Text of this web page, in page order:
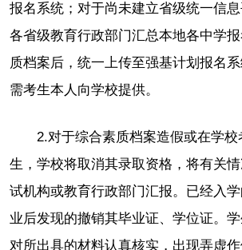
报名系统；对于尚未建立省级统一信
各省级教育行政部门汇总本地各中学
质档案后，统一上传至强基计划报名
需考生本人向学校提供。
2.对于综合素质档案造假或在学
生，学校将取消其录取资格，将有关
试机构或教育行政部门汇报。已经入
业后发现的撤销其毕业证、学位证。
对所出具的材料认真核实，出现弄虚